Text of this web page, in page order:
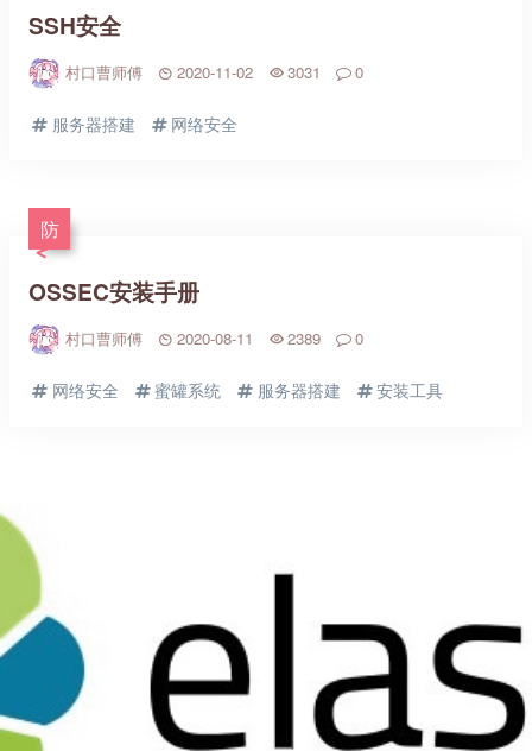
SSH安全
村口曹师傅 2020-11-02 3031 0
服务器搭建 网络安全
防
OSSEC安装手册
村口曹师傅 2020-08-11 2389 0
网络安全 蜜罐系统 服务器搭建 安装工具